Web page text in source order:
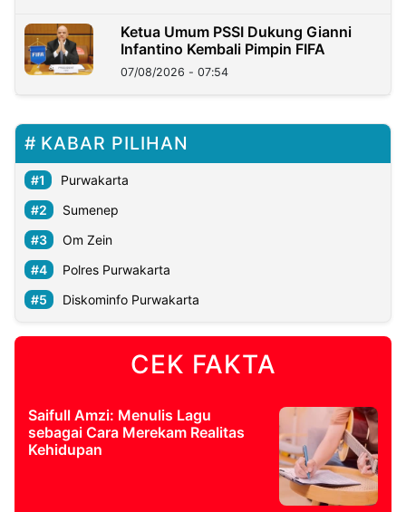
Ketua Umum PSSI Dukung Gianni
Infantino Kembali Pimpin FIFA
07/08/2026 - 07:54
KABAR PILIHAN
Purwakarta
Sumenep
Om Zein
Polres Purwakarta
Diskominfo Purwakarta
CEK FAKTA
Saifull Amzi: Menulis Lagu
sebagai Cara Merekam Realitas
Kehidupan